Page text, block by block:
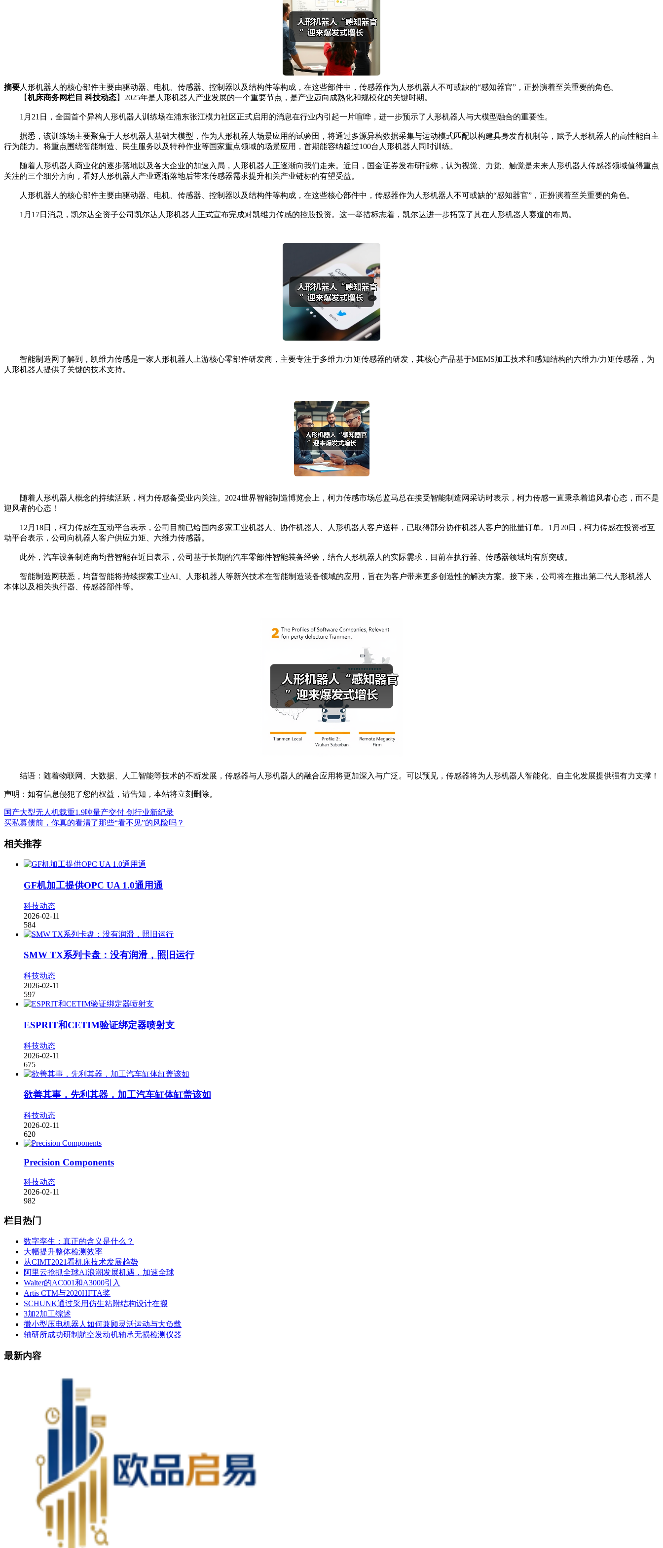
摘要人形机器人的核心部件主要由驱动器、电机、传感器、控制器以及结构件等构成，在这些部件中，传感器作为人形机器人不可或缺的“感知器官”，正扮演着至关重要的角色。
【机床商务网栏目 科技动态】2025年是人形机器人产业发展的一个重要节点，是产业迈向成熟化和规模化的关键时期。
1月21日，全国首个异构人形机器人训练场在浦东张江模力社区正式启用的消息在行业内引起一片喧哗，进一步预示了人形机器人与大模型融合的重要性。
据悉，该训练场主要聚焦于人形机器人基础大模型，作为人形机器人场景应用的试验田，将通过多源异构数据采集与运动模式匹配以构建具身发育机制等，赋予人形机器人的高性能自主
行为能力。将重点围绕智能制造、民生服务以及特种作业等国家重点领域的场景应用，首期能容纳超过100台人形机器人同时训练。
随着人形机器人商业化的逐步落地以及各大企业的加速入局，人形机器人正逐渐向我们走来。近日，国金证券发布研报称，认为视觉、力觉、触觉是未来人形机器人传感器领域值得重点
关注的三个细分方向，看好人形机器人产业逐渐落地后带来传感器需求提升相关产业链标的有望受益。
人形机器人的核心部件主要由驱动器、电机、传感器、控制器以及结构件等构成，在这些核心部件中，传感器作为人形机器人不可或缺的“感知器官”，正扮演着至关重要的角色。
1月17日消息，凯尔达全资子公司凯尔达人形机器人正式宣布完成对凯维力传感的控股投资。这一举措标志着，凯尔达进一步拓宽了其在人形机器人赛道的布局。
智能制造网了解到，凯维力传感是一家人形机器人上游核心零部件研发商，主要专注于多维力/力矩传感器的研发，其核心产品基于MEMS加工技术和感知结构的六维力/力矩传感器，为
人形机器人提供了关键的技术支持。
随着人形机器人概念的持续活跃，柯力传感备受业内关注。2024世界智能制造博览会上，柯力传感市场总监马总在接受智能制造网采访时表示，柯力传感一直秉承着追风者心态，而不是
迎风者的心态！
12月18日，柯力传感在互动平台表示，公司目前已给国内多家工业机器人、协作机器人、人形机器人客户送样，已取得部分协作机器人客户的批量订单。1月20日，柯力传感在投资者互
动平台表示，公司向机器人客户供应力矩、六维力传感器。
此外，汽车设备制造商均普智能在近日表示，公司基于长期的汽车零部件智能装备经验，结合人形机器人的实际需求，目前在执行器、传感器领域均有所突破。
智能制造网获悉，均普智能将持续探索工业AI、人形机器人等新兴技术在智能制造装备领域的应用，旨在为客户带来更多创造性的解决方案。接下来，公司将在推出第二代人形机器人
本体以及相关执行器、传感器部件等。
结语：随着物联网、大数据、人工智能等技术的不断发展，传感器与人形机器人的融合应用将更加深入与广泛。可以预见，传感器将为人形机器人智能化、自主化发展提供强有力支撑！
声明：如有信息侵犯了您的权益，请告知，本站将立刻删除。
国产大型无人机载重1.9吨量产交付 创行业新纪录
买私募债前，你真的看清了那些“看不见”的风险吗？
相关推荐
GF机加工提供OPC UA 1.0通用通
科技动态
2026-02-11
584
SMW TX系列卡盘：没有润滑，照旧运行
科技动态
2026-02-11
597
ESPRIT和CETIM验证绑定器喷射支
科技动态
2026-02-11
675
欲善其事，先利其器，加工汽车缸体缸盖该如
科技动态
2026-02-11
620
Precision Components
科技动态
2026-02-11
982
栏目热门
数字孪生：真正的含义是什么？
大幅提升整体检测效率
从CIMT2021看机床技术发展趋势
阿里云抢抓全球AI浪潮发展机遇，加速全球
Walter的AC001和A3000引入
Artis CTM与2020HFTA奖
SCHUNK通过采用仿生粘附结构设计在搬
3加2加工综述
微小型压电机器人如何兼顾灵活运动与大负载
轴研所成功研制航空发动机轴承无损检测仪器
最新内容